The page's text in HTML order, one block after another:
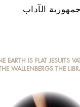
الآداب
E EARTH IS FLATJESUITS
WALLENBERGS THE